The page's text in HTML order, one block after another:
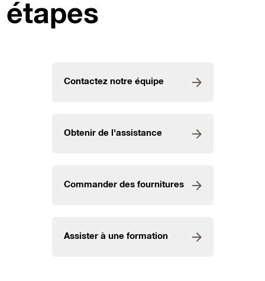
étapes
Contactez notre équipe
Obtenir de l'assistance
Commander des fournitures
Assister à une formation